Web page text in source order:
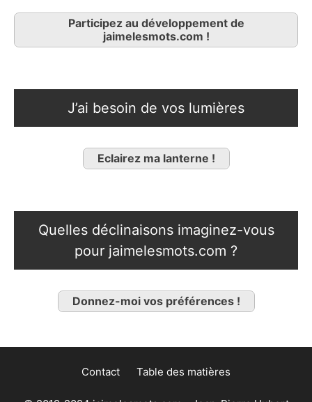
Participez au développement de
jaimelesmots.com !
J’ai besoin de vos lumières
Eclairez ma lanterne !
Quelles déclinaisons imaginez-vous
pour jaimelesmots.com ?
Donnez-moi vos préférences !
Contact Table des matières